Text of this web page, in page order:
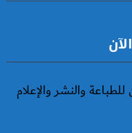
والنشر والإعلام